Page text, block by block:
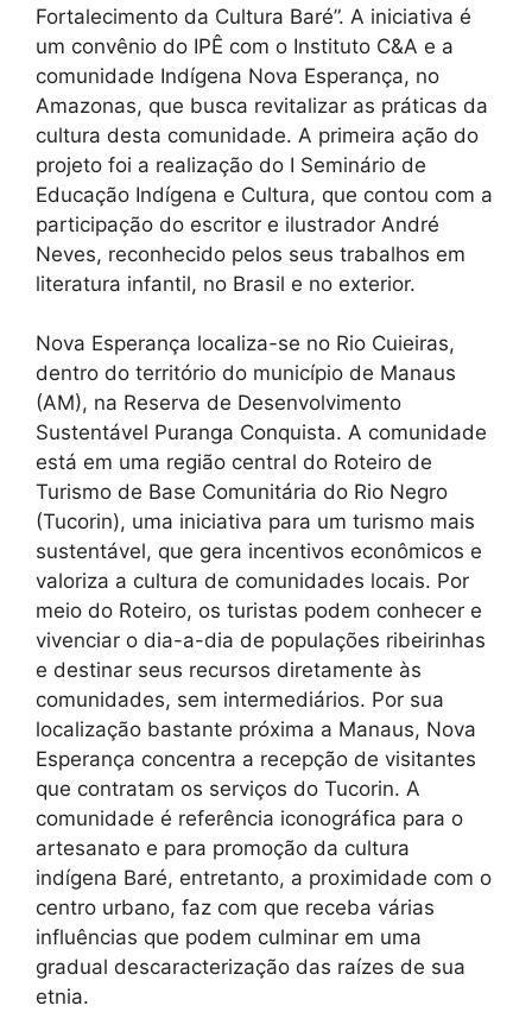
Fortalecimento da Cultura Baré”. A iniciativa é
um convênio do IPÊ com o Instituto C&A e a
comunidade Indígena Nova Esperança, no
Amazonas, que busca revitalizar as práticas da
cultura desta comunidade. A primeira ação do
projeto foi a realização do I Seminário de
Educação Indígena e Cultura, que contou com a
participação do escritor e ilustrador André
Neves, reconhecido pelos seus trabalhos em
literatura infantil, no Brasil e no exterior.
Nova Esperança localiza-se no Rio Cuieiras,
dentro do território do município de Manaus
(AM), na Reserva de Desenvolvimento
Sustentável Puranga Conquista. A comunidade
está em uma região central do Roteiro de
Turismo de Base Comunitária do Rio Negro
(Tucorin), uma iniciativa para um turismo mais
sustentável, que gera incentivos econômicos e
valoriza a cultura de comunidades locais. Por
meio do Roteiro, os turistas podem conhecer e
vivenciar o dia-a-dia de populações ribeirinhas
e destinar seus recursos diretamente às
comunidades, sem intermediários. Por sua
localização bastante próxima a Manaus, Nova
Esperança concentra a recepção de visitantes
que contratam os serviços do Tucorin. A
comunidade é referência iconográfica para o
artesanato e para promoção da cultura
indígena Baré, entretanto, a proximidade com o
centro urbano, faz com que receba várias
influências que podem culminar em uma
gradual descaracterização das raízes de sua
etnia.